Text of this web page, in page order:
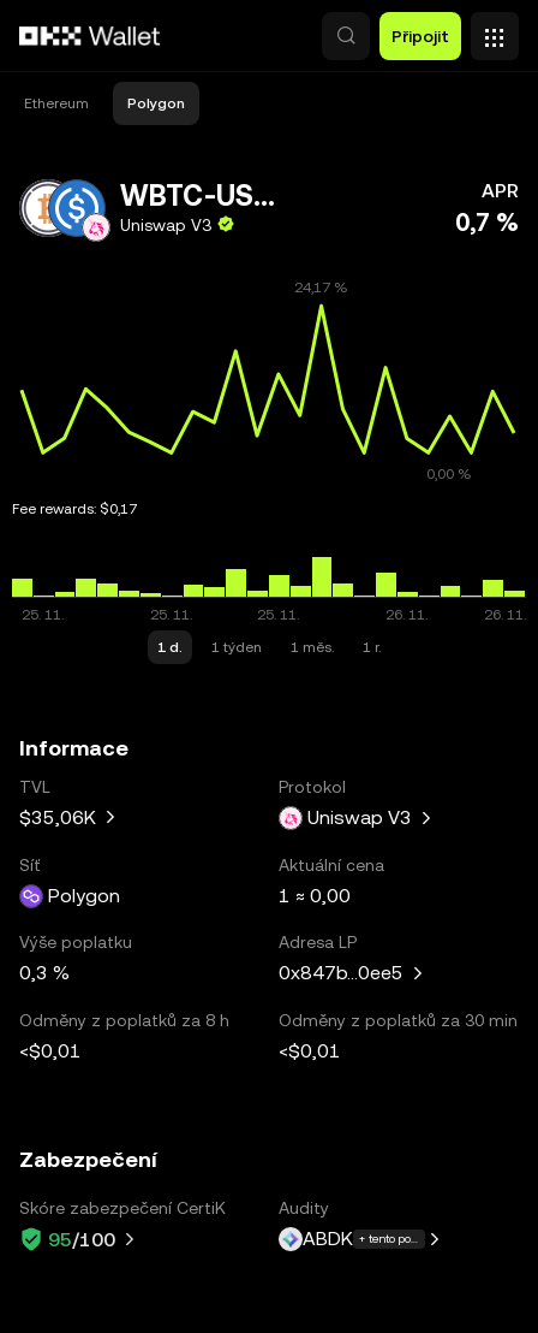
Připojit
Ethereum Polygon
WBTC-USDC.e
Uniswap V3
APR
0,7 %
Fee rewards: $0,17
1 d. 1 týden 1 měs. 1 r.
Informace
TVL
$35,06K
Protokol
Uniswap V3
Síť
Polygon
Aktuální cena
1 ≈ 0,00
Výše poplatku
0,3 %
Adresa LP
0x847b...0ee5
Odměny z poplatků za 8 h
<$0,01
Odměny z poplatků za 30 min
<$0,01
Zabezpečení
Skóre zabezpečení CertiK
95/100
Audity
ABDK + tento počet dalších: 1